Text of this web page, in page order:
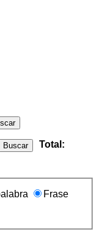
Buscar
Total:
Frase